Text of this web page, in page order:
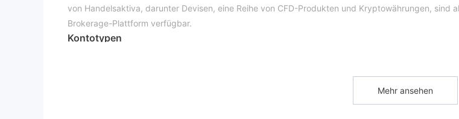
von Handelsaktiva, darunter Devisen, eine Reihe von CFD-Produkten und Kryptowährungen, sind
Brokerage-Plattform verfügbar.
Kontotypen
Mehr ansehen